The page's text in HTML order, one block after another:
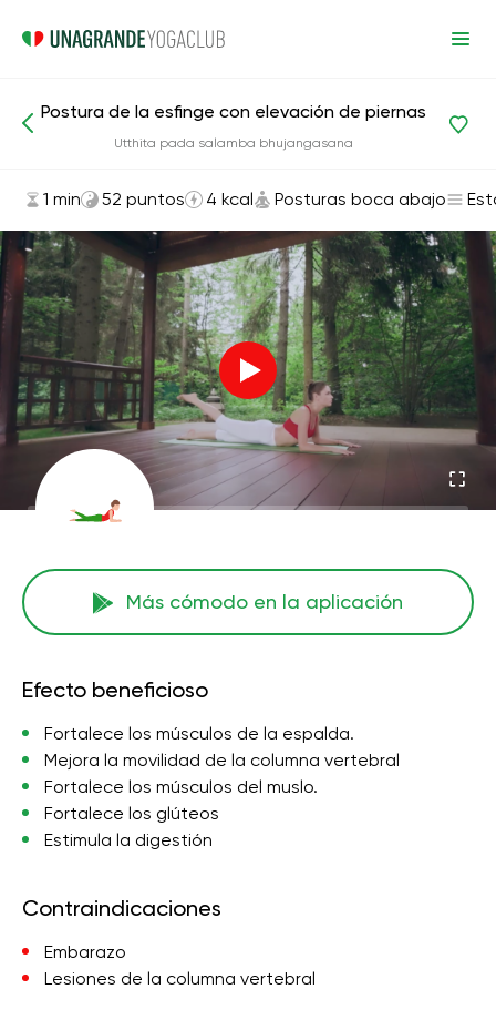
Asanas y ejercicios Posturas boca abajo
Postura de la esfinge con elevación de piernas
Utthita pada salamba bhujangasana
1 min 52 puntos 4 kcal Posturas boca abajo
Más cómodo en la aplicación
Efecto beneficioso
Fortalece los músculos de la espalda.
Mejora la movilidad de la columna vertebral
Fortalece los músculos del muslo.
Fortalece los glúteos
Estimula la digestión
Contraindicaciones
Embarazo
Lesiones de la columna vertebral